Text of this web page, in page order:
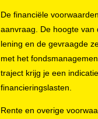
De financiële
aanvraag. De hoogte
lening en de gevraagde
met het
traject krijg je een
financieringslasten.
Rente en overige